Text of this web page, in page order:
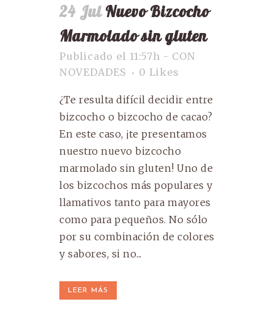
24 Jul Nuevo Bizcocho
Marmolado sin gluten
Publicado el 11:57h - CON
NOVEDADES
0 Likes
¿Te resulta difícil decidir entre
bizcocho o bizcocho de cacao?
En este caso, ¡te presentamos
nuestro nuevo bizcocho
marmolado sin gluten! Uno de
los bizcochos más populares y
llamativos tanto para mayores
como para pequeños. No sólo
por su combinación de colores
y sabores, si no...
LEER MÁS